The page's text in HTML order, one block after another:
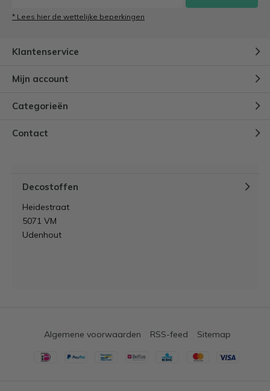
* Lees hier de wettelijke beperkingen
Klantenservice
Mijn account
Categorieën
Contact
Decostoffen
Heidestraat
5071 VM
Udenhout
Algemene voorwaarden RSS-feed Sitemap